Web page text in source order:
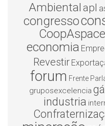
Ambiental apl
congresso
economia
Revestir
forum Frente
gruposexcelencia
industria